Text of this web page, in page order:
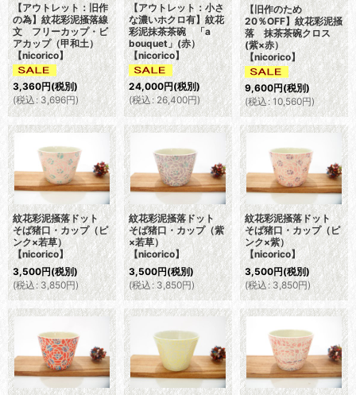
【アウトレット：旧作
の為】紋花彩泥掻落線
文 フリーカップ・ビ
アカップ（甲和土）
【nicorico】
3,360円(税別)
(税込 : 3,696円)
【アウトレット：小さ
な濃いホクロ有】紋花
彩泥抹茶茶碗 「a
bouquet」(赤）
【nicorico】
24,000円(税別)
(税込: 26,400円)
【旧作のため
20％OFF】紋花彩泥掻
落 抹茶茶碗クロス
(紫×赤）
【nicorico】
9,600円(税別)
(税込: 10,560円)
紋花彩泥掻落ドット
そば猪口・カップ（ピ
ンク×若草）
【nicorico】
3,500円(税別)
(税込: 3,850円)
紋花彩泥掻落ドット
そば猪口・カップ（紫
×若草）
【nicorico】
3,500円(税別)
(税込: 3,850円)
紋花彩泥掻落ドット
そば猪口・カップ（ピ
ンク×紫）
【nicorico】
3,500円(税別)
(税込: 3,850円)